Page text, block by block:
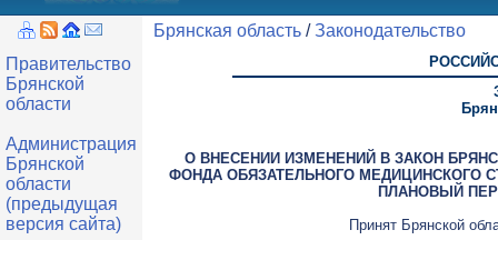
Правительство
Брянской
области
Администрация
Брянской
области
(предыдущая
версия сайта)
Брянская область /Законодательство
О ВНЕСЕНИИ ИЗМЕНЕНИЙ В ЗАКОН
ФОНДА ОБЯЗАТЕЛЬНОГО МЕДИЦИНСКОГО
ПЛАНОВЫЙ
Принят Брянской